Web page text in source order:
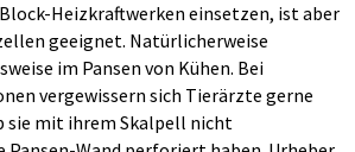
Heizkraftwerken einsetzen, ist aber
geeignet. Natürlicherweise
im Pansen von Kühen. Bei
vergewissern sich Tierärzte gerne
sie mit ihrem Skalpell nicht